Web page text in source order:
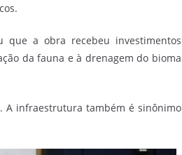
que a obra recebeu investimentos
da fauna e à drenagem do bioma
A infraestrutura também é sinônimo